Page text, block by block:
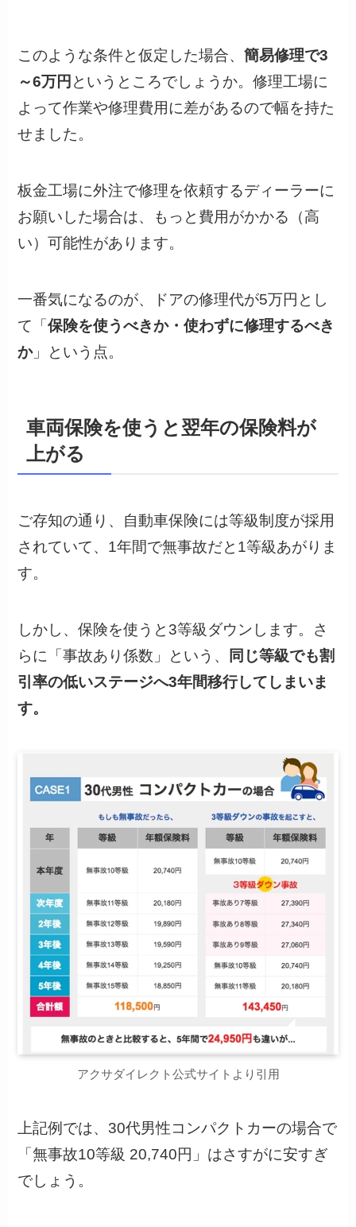
このような条件と仮定した場合、簡易修理で3
～6万円 というところでしょうか。修理工場に
よって作業や修理費用に差があるので幅を持た
せました。
板金工場に外注で修理を依頼するディーラーに
お願いした場合は、もっと費用がかかる（高
い）可能性があります。
一番気になるのが、ドアの修理代が5万円とし
て「保険を使うべきか・使わずに修理するべき
か」という点。
車両保険を使うと翌年の保険料が
上がる
ご存知の通り、自動車保険には等級制度が採用
されていて、1年間で無事故だと1等級あがりま
す。
しかし、保険を使うと3等級ダウンします。さ
らに「事故あり係数」という、
同じ等級でも割
引率の低いステージへ3年間移行してしまいま
す。
アクサダイレクト公式サイトより引用
上記例では、30代男性コンパクトカーの場合で
「無事故10等級 20,740円」はさすがに安すぎ
でしょう。